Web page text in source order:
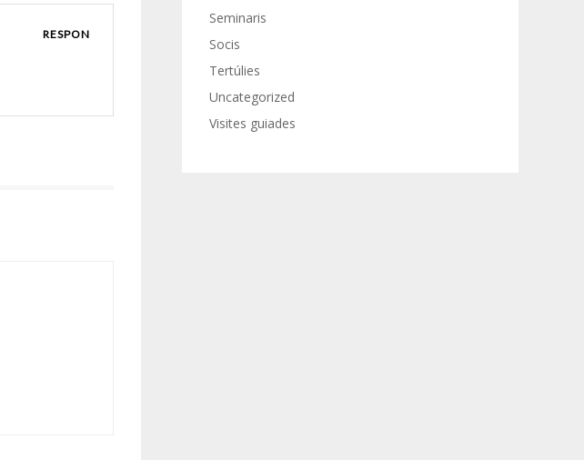
RESPON
Seminaris
Socis
Tertúlies
Uncategorized
Visites guiades